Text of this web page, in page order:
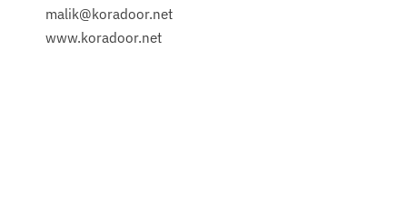
malik@koradoor.net
www.koradoor.net